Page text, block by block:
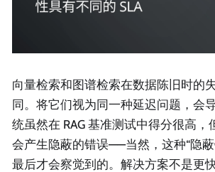
向量检索和图谱检索在数据陈旧时的
同。将它们视为同一种延迟问题，会
统虽然在 RAG 基准测试中得分很高，
会产生隐蔽的错误——当然，这种“隐
最后才会察觉到的。解决方案不是更